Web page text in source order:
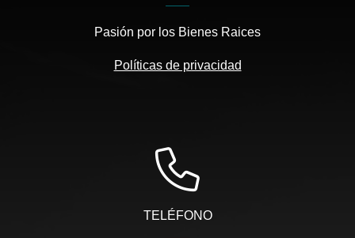
Pasión por los Bienes Raices
Políticas de privacidad
TELÉFONO